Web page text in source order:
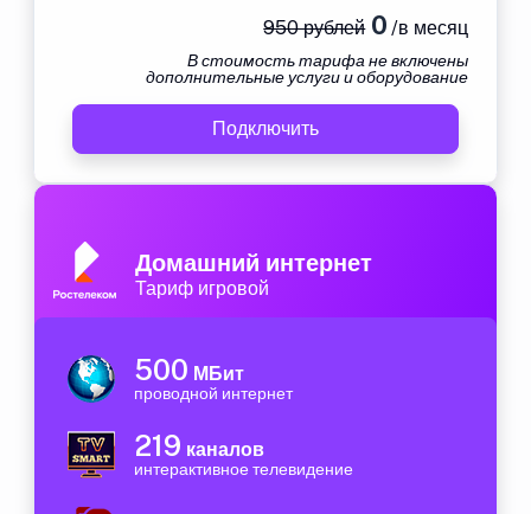
950 рублей0 /в месяц
В стоимость тарифа не включены
дополнительные услуги и оборудование
Подключить
Домашний интернет
Тариф игровой
500 МБит
проводной интернет
219 каналов
интерактивное телевидение